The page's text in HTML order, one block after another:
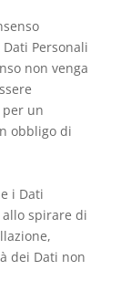
Personali
non venga
per un
obbligo di
i Dati
allo spirare di
dei Dati non